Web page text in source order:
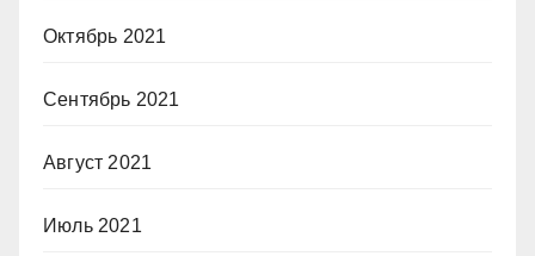
Октябрь 2021
Сентябрь 2021
Август 2021
Июль 2021